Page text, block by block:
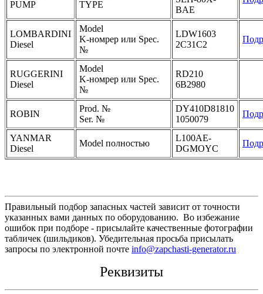
PUMP
TYPE
BAE
LOMBARDINI
Diesel
Model
K-номрер или Spec.
№
LDW1603
2C31C2
RUGGERINI
Diesel
Model
K-номрер или Spec.
№
RD210
6B2980
ROBIN
Prod. №
Ser. №
DY410D81810
1050079
YANMAR
Diesel
Model полностью
L100AE-
DGMOYC
Правильный подбор запасных частей зависит от точности
указанных вами данных по оборудованию. Во избежание
ошибок при подборе - присылайте качественные фотографии
табличек (шильдиков). Убедительная просьба присылать
запросы по электронной почте info@zapchasti-generator.ru
Реквизиты